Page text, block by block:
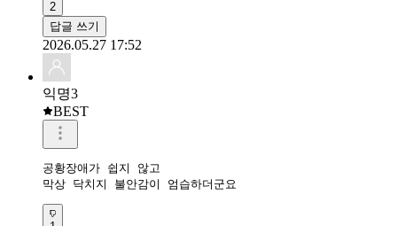
2
답글 쓰기
2026.05.27 17:52
익명3
BEST
공황장애가 쉽지 않고
막상 닥치지 불안감이 엄습하더군요